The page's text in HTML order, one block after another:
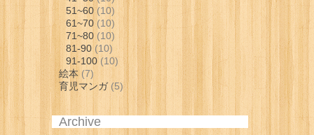
51~60(10)
61~70(10)
71~80(10)
81-90(10)
91-100(10)
絵本(7)
育児マンガ(5)
Archive